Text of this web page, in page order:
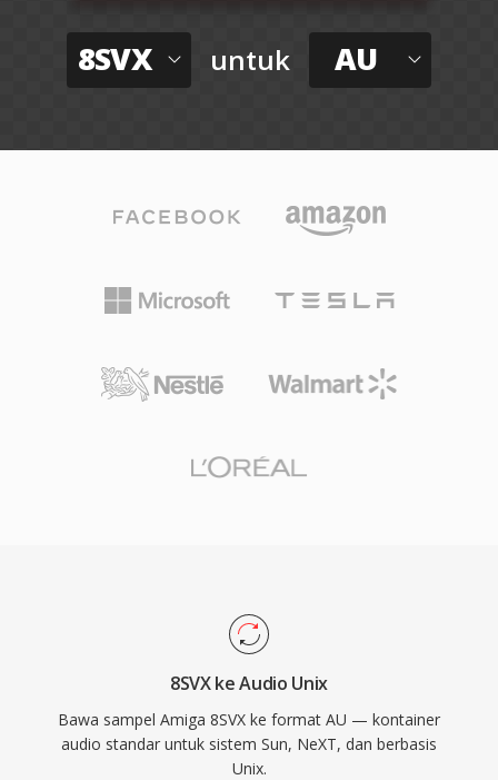
8SVX untuk AU
8SVX ke Audio Unix
Bawa sampel Amiga 8SVX ke format AU — kontainer
audio standar untuk sistem Sun, NeXT, dan berbasis
Unix.